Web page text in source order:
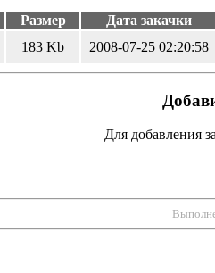
Размер
Дата закачки
183 Kb 2008-07-25 02:20:58
Для добавления